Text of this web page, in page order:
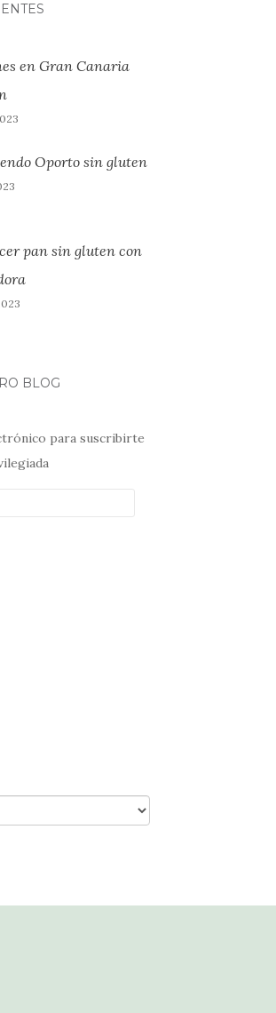
en Gran Canaria
Oporto sin gluten
pan sin gluten con
BLOG
para suscribirte